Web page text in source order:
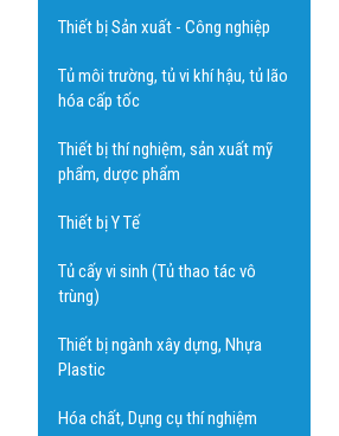
Thiết bị Sản xuất - Công nghiệp
Tủ môi trường, tủ vi khí hậu, tủ lão
hóa cấp tốc
Thiết bị thí nghiệm, sản xuất mỹ
phẩm, dược phẩm
Thiết bị Y Tế
Tủ cấy vi sinh (Tủ thao tác vô
trùng)
Thiết bị ngành xây dựng, Nhựa
Plastic
Hóa chất, Dụng cụ thí nghiệm